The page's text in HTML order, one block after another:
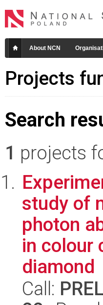
About NCN
Projects
Search
1 projects
study of
photon
in colour
diamond
Call: